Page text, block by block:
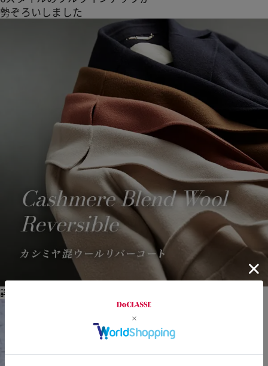
勢ぞろいしました
詳細はこちら >